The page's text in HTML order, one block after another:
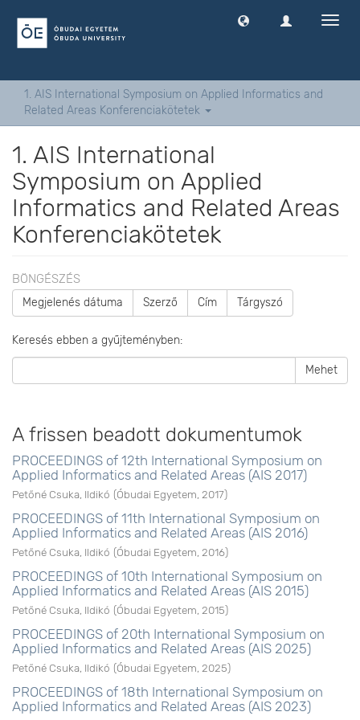
1. AIS International Symposium on Applied Informatics and
Related Areas Konferenciakötetek
1. AIS International
Symposium on Applied
Informatics and Related Areas
Konferenciakötetek
BÖNGÉSZÉS
Megjelenés dátuma Szerző Cím Tárgyszó
Keresés ebben a gyűjteményben:
Mehet
A frissen beadott dokumentumok
PROCEEDINGS of 12th International Symposium on
Applied Informatics and Related Areas (AIS 2017)
Petőné Csuka, Ildikó (Óbudai Egyetem 2017)
PROCEEDINGS of 11th International Symposium on
Applied Informatics and Related Areas (AIS 2016)
Petőné Csuka, Ildikó (Óbudai Egyetem 2016)
PROCEEDINGS of 10th International Symposium on
Applied Informatics and Related Areas (AIS 2015)
Petőné Csuka, Ildikó (Óbudai Egyetem 2015)
PROCEEDINGS of 20th International Symposium on
Applied Informatics and Related Areas (AIS 2025)
Petőné Csuka, Ildikó (Óbudai Egyetem 2025)
PROCEEDINGS of 18th International Symposium on
Applied Informatics and Related Areas (AIS 2023)